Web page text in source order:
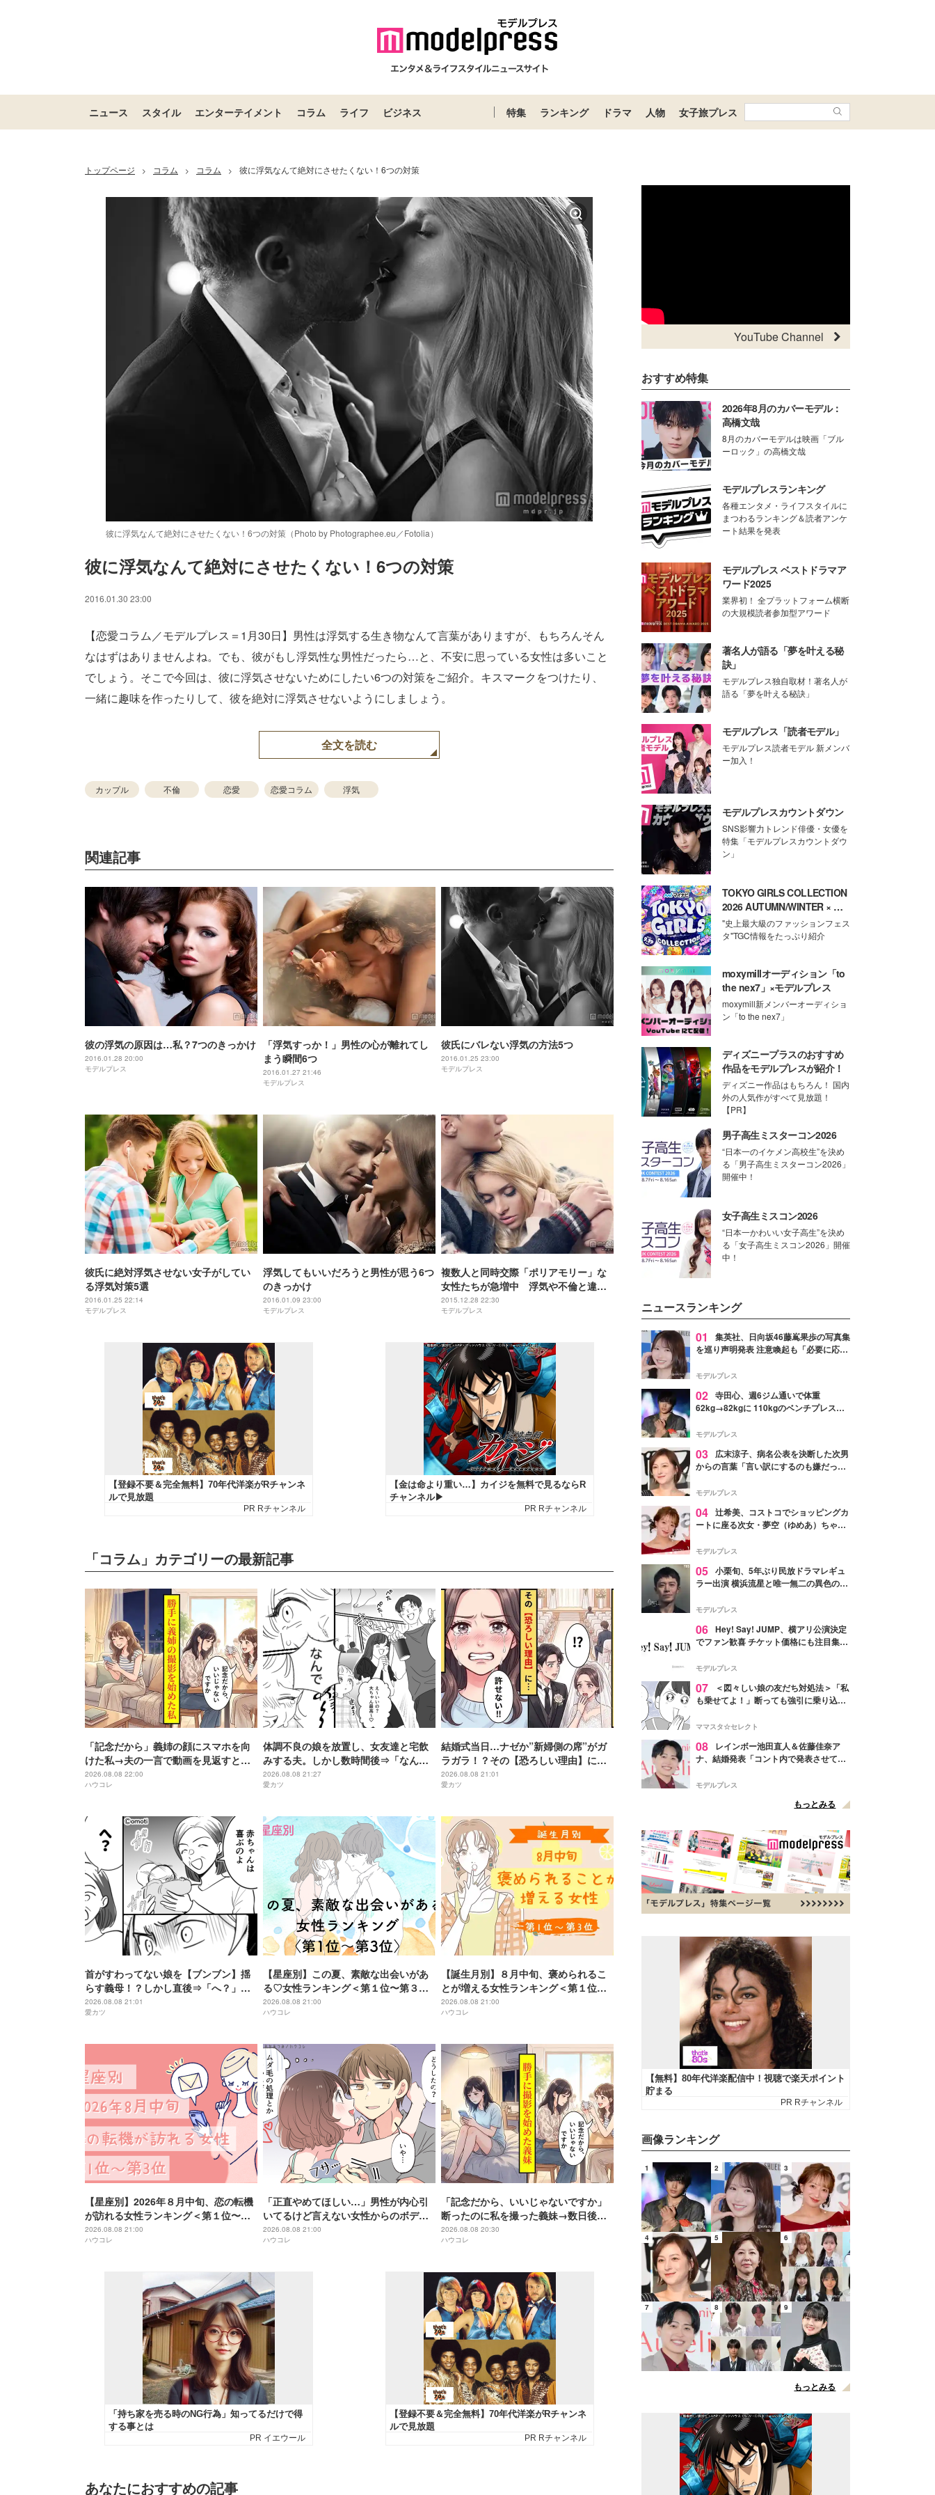
ニュース スタイル エンターテイメント コラム ライフ ビジネス 特集 ランキング ドラマ 人物 女子旅プレス
トップページ > コラム > コラム > 彼に浮気なんて絶対にさせたくない！6つの対策
彼に浮気なんて絶対にさせたくない！6つの対策（Photo by Photographee.eu／Fotolia）
彼に浮気なんて絶対にさせたくない！6つの対策
2016.01.30 23:00
【恋愛コラム／モデルプレス＝1月30日】男性は浮気する生き物なんて言葉がありますが、もちろんそん
なはずはありませんよね。でも、彼がもし浮気性な男性だったら…と、不安に思っている女性は多いこと
でしょう。そこで今回は、彼に浮気させないためにしたい6つの対策をご紹介。キスマークをつけたり、
一緒に趣味を作ったりして、彼を絶対に浮気させないようにしましょう。
全文を読む
カップル 不倫 恋愛 恋愛コラム 浮気
関連記事
彼の浮気の原因は…私？7つのきっかけ
2016.01.28 20:00
モデルプレス
「浮気すっか！」男性の心が離れてし
まう瞬間6つ
2016.01.27 21:46
モデルプレス
彼氏にバレない浮気の方法5つ
2016.01.25 23:00
モデルプレス
彼氏に絶対浮気させない女子がしてい
る浮気対策5選
2016.01.25 22:14
モデルプレス
浮気してもいいだろうと男性が思う6つ
のきっかけ
2016.01.09 23:00
モデルプレス
複数人と同時交際「ポリアモリー」な
女性たちが急増中 浮気や不倫と違う
新たな愛の形とは
2015.12.28 22:30
モデルプレス
「コラム」カテゴリーの最新記事
「記念だから」義姉の顔にスマホを向
けた私→夫の一言で動画を見返すと、
そこには視線を落とす義姉が映ってい
た
2026.08.08 22:00
ハウコレ
体調不良の娘を放置し、女友達と宅飲
みする夫。しかし数時間後⇒「なん
で…」娘の姿に血の気が引いたワケ…
2026.08.08 21:27
愛カツ
結婚式当日…ナゼか”新婦側の席”がガ
ラガラ！？その【恐ろしい理由】に…
新婦「許せない」
2026.08.08 21:01
愛カツ
首がすわってない娘を【ブンブン】揺
らす義母！？しかし直後⇒「へ？」義
母がフリーズしたワケ
2026.08.08 21:01
愛カツ
【星座別】この夏、素敵な出会いがあ
る♡女性ランキング＜第１位〜第３位
＞
2026.08.08 21:00
ハウコレ
【誕生月別】８月中旬、褒められるこ
とが増える女性ランキング＜第１位～
第３位＞
2026.08.08 21:00
ハウコレ
【星座別】2026年８月中旬、恋の転機
が訪れる女性ランキング＜第１位〜第
３位＞
2026.08.08 21:00
ハウコレ
「正直やめてほしい…」男性が内心引
いてるけど言えない女性からのボディ
タッチ
2026.08.08 21:00
ハウコレ
「記念だから、いいじゃないですか」
断ったのに私を撮った義妹→数日後、
SNSに上がっていた"反応集"に私の顔
があった
2026.08.08 20:30
ハウコレ
あなたにおすすめの記事
YouTube Channel
おすすめ特集
2026年8月のカバーモデル：
高橋文哉
8月のカバーモデルは映画「ブル
ーロック」の高橋文哉
モデルプレスランキング
各種エンタメ・ライフスタイルに
まつわるランキング＆読者アンケ
ート結果を発表
モデルプレス ベストドラマア
ワード2025
業界初！ 全プラットフォーム横断
の大規模読者参加型アワード
著名人が語る「夢を叶える秘
訣」
モデルプレス独自取材！著名人が
語る「夢を叶える秘訣」
モデルプレス「読者モデル」
モデルプレス読者モデル 新メンバ
ー加入！
モデルプレスカウントダウン
SNS影響力トレンド俳優・女優を
特集「モデルプレスカウントダウ
ン」
TOKYO GIRLS COLLECTION
2026 AUTUMN/WINTER × モ
デルプレス
"史上最大級のファッションフェス
タ"TGC情報をたっぷり紹介
moxymillオーディション「to
the nex7」×モデルプレス
moxymill新メンバーオーディショ
ン「to the nex7」
ディズニープラスのおすすめ
作品をモデルプレスが紹介！
ディズニー作品はもちろん！ 国内
外の人気作がすべて見放題！
【PR】
男子高生ミスターコン2026
“日本一のイケメン高校生”を決め
る「男子高生ミスターコン2026」
開催中！
女子高生ミスコン2026
“日本一かわいい女子高生”を決め
る「女子高生ミスコン2026」開催
中！
ニュースランキング
01
集英社、日向坂46藤嶌果歩の写真集
を巡り声明発表 注意喚起も「必要に応じ
モデルプレス
02 寺田心、週6ジム通いで体重
62kg→82kgに 110kgのベンチプレス持
「かっこいい」と反響
モデルプレス
03
広末涼子、病名公表を決断した次男
からの言葉「言い訳にするのも嫌だっ
モデルプレス
04 辻希美、コストコでショッピングカ
ートに座る次女・夢空（ゆめあ）ちゃん
ぎ」「成長を感じる」の声
モデルプレス
05 小栗旬、5年ぶり民放ドラマレギュ
ラー出演 横浜流星と唯一無二の異色のバ
モデルプレス
06 Hey! Say! JUMP、横アリ公演決定
でファン歓喜 チケット価格にも注目集ま
モデルプレス
07
＜図々しい娘の友だち対処法＞「私
も乗せてよ！」断っても強引に乗り込ん
ママスタ☆セレクト
08
レインボー池田直人＆佐藤佳奈ア
ナ、結婚発表「コント内で発表させてい
点変更のため
モデルプレス
もっとみる
画像ランキング
1 2 3
4 5 6
7 8 9
もっとみる